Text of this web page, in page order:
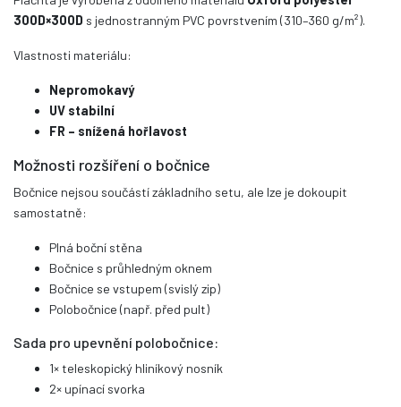
300D×300D s jednostranným PVC povrstvením (310–360 g/m²).
Vlastnosti materiálu:
Nepromokavý
UV stabilní
FR – snížená hořlavost
Možnosti rozšíření o bočnice
Bočnice nejsou součástí základního setu, ale lze je dokoupit
samostatně:
Plná boční stěna
Bočnice s průhledným oknem
Bočnice se vstupem (svislý zip)
Polobočnice (např. před pult)
Sada pro upevnění polobočnice:
1× teleskopický hliníkový nosník
2× upínací svorka